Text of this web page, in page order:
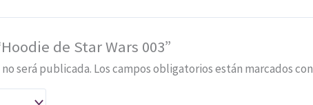
de Star Wars 003”
será publicada. Los campos obligatorios están marcados con